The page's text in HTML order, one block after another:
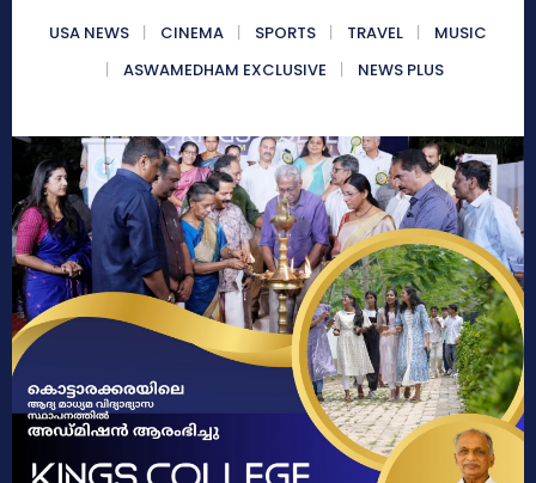
USA NEWS CINEMA SPORTS TRAVEL
MUSIC
ASWAMEDHAM EXCLUSIVE
NEWS PLUS